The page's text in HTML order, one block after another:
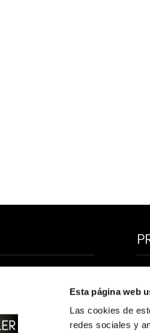
Esta página web
Las cookies de
redes sociales y
de
vanguardia